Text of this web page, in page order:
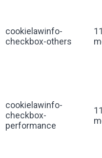
cookielawinfo-
checkbox-others
11
cookielawinfo-
checkbox-
performance
11